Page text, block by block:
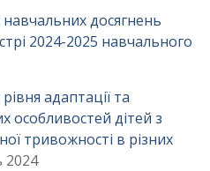
досягнень
2024-2025 навчального
адаптації та
особливостей дітей з
тривожності в різних
2024